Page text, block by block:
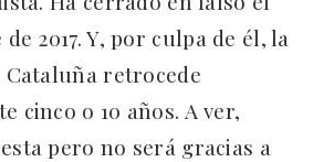
2017. Y, por culpa de él, la
retrocede
cinco o 10 años. A ver,
pero no será gracias a